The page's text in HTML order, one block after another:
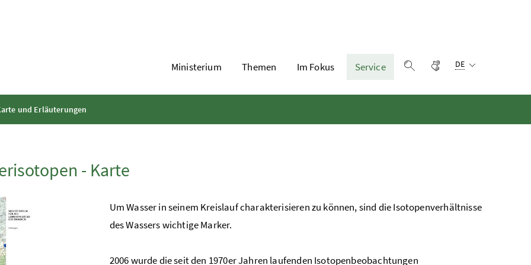
Ministerium Themen Im Fokus
Service
Gebärdensprache
DE
und Erläuterungen
- Karte
Um Wasser in seinem Kreislauf charakterisieren zu können, sind die Isotopenverhältnisse
des Wassers wichtige Marker.
2006 wurde die seit den 1970er Jahren laufenden Isotopenbeobachtungen